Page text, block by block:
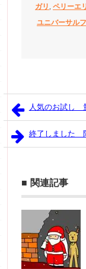
ガリ, ペリーエ
ユニバーサル
人気のお試し
終了しました
関連記事